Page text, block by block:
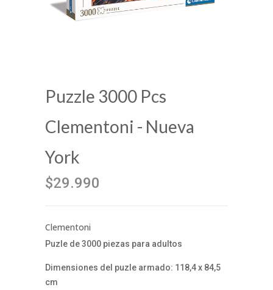
Puzzle 3000 Pcs
Clementoni - Nueva
York
$29.990
Clementoni
Puzle de 3000 piezas para adultos
Dimensiones del puzle armado: 118,4 x 84,5
cm